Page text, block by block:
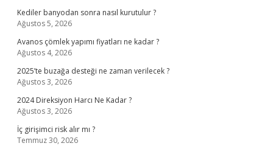
Kediler banyodan sonra nasıl kurutulur ?
Ağustos 5, 2026
Avanos çömlek yapımı fiyatları ne kadar ?
Ağustos 4, 2026
2025’te buzağa desteği ne zaman verilecek ?
Ağustos 3, 2026
2024 Direksiyon Harcı Ne Kadar ?
Ağustos 3, 2026
İç girişimci risk alır mı ?
Temmuz 30, 2026